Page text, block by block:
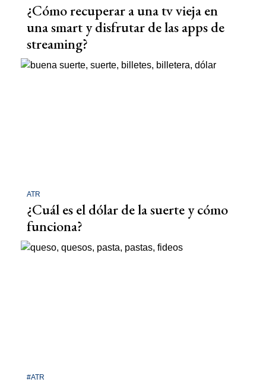
¿Cómo recuperar a una tv vieja en
una smart y disfrutar de las apps de
streaming?
ATR
¿Cuál es el dólar de la suerte y cómo
funciona?
#ATR